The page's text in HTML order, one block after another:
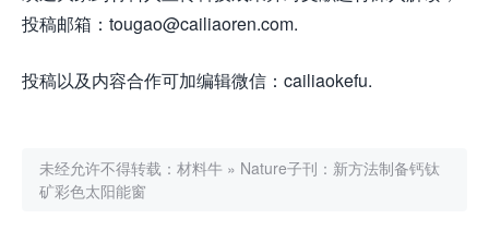
投稿邮箱：tougao@cailiaoren.com.
投稿以及内容合作可加编辑微信：cailiaokefu.
未经允许不得转载： 材料牛 » Nature子刊：新方法制备钙钛
矿彩色太阳能窗